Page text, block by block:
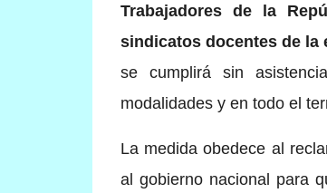
Trabajadores de la
sindicatos docentes de la
se cumplirá sin
modalidades y en todo el
La medida obedece al
al gobierno nacional para